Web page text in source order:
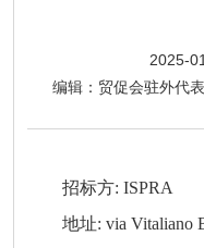
2025-
编辑： 贸促会驻外代
招标方: ISPRA
地址: via Vitaliano